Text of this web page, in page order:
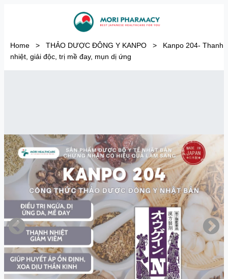
Home > THẢO DƯỢC ĐÔNG Y KANPO >
Kanpo 204- Thanh
nhiệt, giải độc, trị mề đay, mụn dị ứng